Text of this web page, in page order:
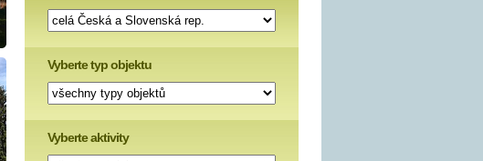
Vyberte typ objektu
Vyberte aktivity